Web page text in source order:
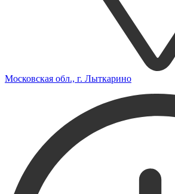
Московская обл., г. Лыткарино